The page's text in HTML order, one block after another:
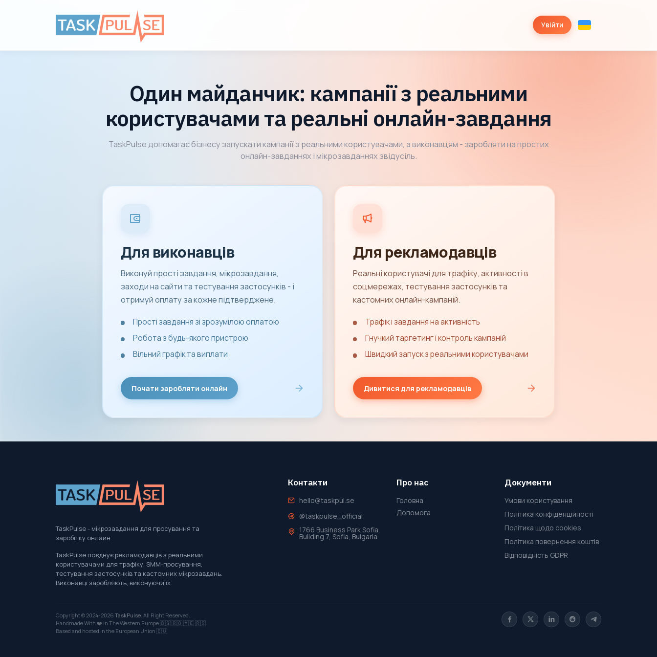
Увійти
Один майданчик: кампанії з реальними
користувачами та реальні онлайн-завдання
TaskPulse допомагає бізнесу запускати кампанії з реальними користувачами, а виконавцям - заробляти на простих
онлайн-завданнях і мікрозавданнях звідусіль.
Для виконавців
Виконуй прості завдання, мікрозавдання,
заходи на сайти та тестування застосунків - і
отримуй оплату за кожне підтверджене.
Прості завдання зі зрозумілою оплатою
Робота з будь-якого пристрою
Вільний графік та виплати
Почати заробляти онлайн
Для рекламодавців
Реальні користувачі для трафіку, активності в
соцмережах, тестування застосунків та
кастомних онлайн-кампаній.
Трафік і завдання на активність
Гнучкий таргетинг і контроль кампаній
Швидкий запуск з реальними користувачами
Дивитися для рекламодавців
TaskPulse - мікрозавдання для просування та
заробітку онлайн
TaskPulse поєднує рекламодавців з реальними
користувачами для трафіку, SMM-просування,
тестування застосунків та кастомних мікрозавдань.
Виконавці заробляють, виконуючи їх.
Контакти
hello@taskpul.se
@taskpulse_official
1766 Business Park Sofia,
Building 7, Sofia, Bulgaria
Про нас
Головна
Допомога
Документи
Умови користування
Політика конфіденційності
Політика щодо cookies
Політика повернення коштів
Відповідність GDPR
Copyright © 2024-2026 TaskPulse . All Right Reserved.
Handmade With ❤️ In The Western Europe 🇧🇬 🇷🇴 🇲🇪 🇷🇸
Based and hosted in the European Union 🇪🇺